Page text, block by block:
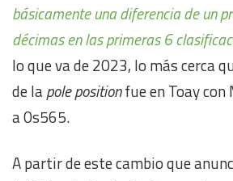
básicamente una diferencia de un
décimas en las primeras 6
lo que va de 2023, lo más cerca
de lapole positionfue en Toay con
a 0s565.
A partir de este cambio que